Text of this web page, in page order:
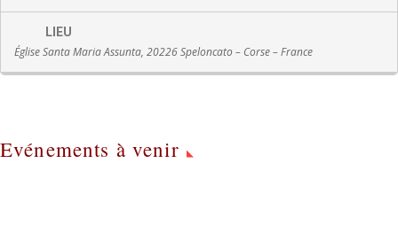
LIEU
Église Santa Maria Assunta, 20226 Speloncato – Corse – France
Evénements à venir